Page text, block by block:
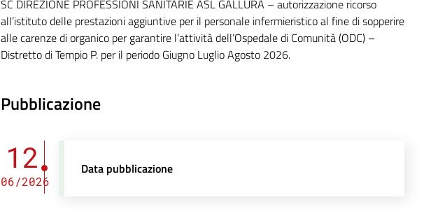
SC DIREZIONE PROFESSIONI SANITARIE ASL GALLURA – autorizzazione ricorso
all’istituto delle prestazioni aggiuntive per il personale infermieristico al fine di sopperire
alle carenze di organico per garantire l’attività dell’Ospedale di Comunità (ODC) –
Distretto di Tempio P. per il periodo Giugno Luglio Agosto 2026.
Pubblicazione
12
06/2026
Data pubblicazione